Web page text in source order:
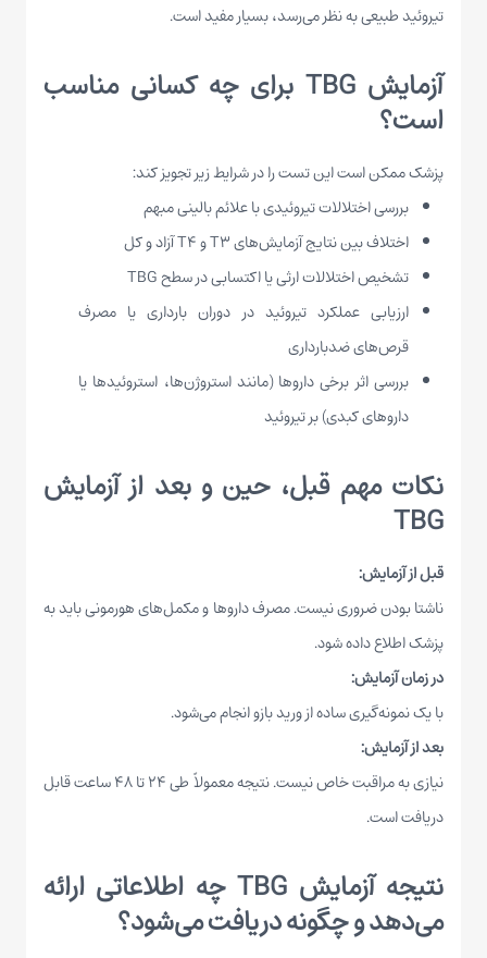
تیروئید طبیعی به نظر می‌رسد، بسیار مفید است.
آزمایش TBG برای چه کسانی مناسب
است؟
پزشک ممکن است این تست را در شرایط زیر تجویز کند:
بررسی اختلالات تیروئیدی با علائم بالینی مبهم
اختلاف بین نتایج آزمایش‌های T3 و T4 آزاد و کل
تشخیص اختلالات ارثی یا اکتسابی در سطح TBG
ارزیابی عملکرد تیروئید در دوران بارداری یا مصرف
قرص‌های ضدبارداری
بررسی اثر برخی داروها (مانند استروژن‌ها، استروئیدها یا
داروهای کبدی) بر تیروئید
نکات مهم قبل، حین و بعد از آزمایش
TBG
قبل از آزمایش:
ناشتا بودن ضروری نیست. مصرف داروها و مکمل‌های هورمونی باید به
پزشک اطلاع داده شود.
در زمان آزمایش:
با یک نمونه‌گیری ساده از ورید بازو انجام می‌شود.
بعد از آزمایش:
نیازی به مراقبت خاص نیست. نتیجه معمولاً طی ۲۴ تا ۴۸ ساعت قابل
دریافت است.
نتیجه آزمایش TBG چه اطلاعاتی ارائه
می‌دهد و چگونه دریافت می‌شود؟